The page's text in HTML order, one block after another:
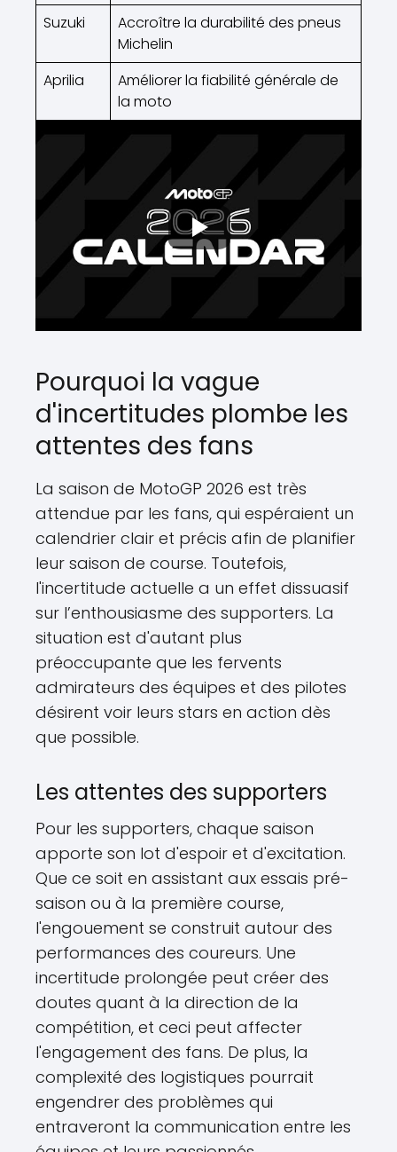
Suzuki
Accroître la durabilité des pneus
Michelin
Aprilia
Améliorer la fiabilité générale de
la moto
Pourquoi la vague
d'incertitudes plombe les
attentes des fans
La saison de MotoGP 2026 est très
attendue par les fans, qui espéraient un
calendrier clair et précis afin de planifier
leur saison de course. Toutefois,
l'incertitude actuelle a un effet dissuasif
sur l’enthousiasme des supporters. La
situation est d'autant plus
préoccupante que les fervents
admirateurs des équipes et des pilotes
désirent voir leurs stars en action dès
que possible.
Les attentes des supporters
Pour les supporters, chaque saison
apporte son lot d'espoir et d'excitation.
Que ce soit en assistant aux essais pré-
saison ou à la première course,
l'engouement se construit autour des
performances des coureurs. Une
incertitude prolongée peut créer des
doutes quant à la direction de la
compétition, et ceci peut affecter
l'engagement des fans. De plus, la
complexité des logistiques pourrait
engendrer des problèmes qui
entraveront la communication entre les